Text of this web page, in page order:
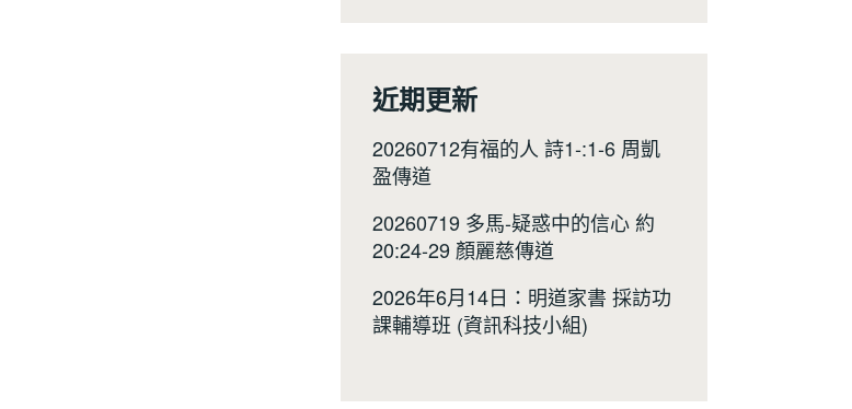
近期更新
20260712有福的人 詩1-:1-6 周凱
盈傳道
20260719 多馬-疑惑中的信心 約
20:24-29 顏麗慈傳道
2026年6月14日：明道家書 採訪功
課輔導班 (資訊科技小組)